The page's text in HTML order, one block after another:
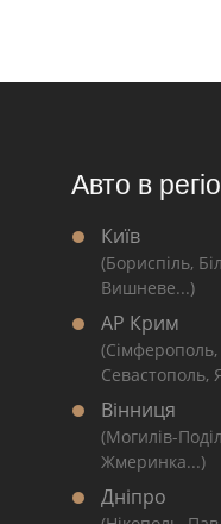
Авто в
Київ
(Бориспіль,
Вишневе...)
АР Крим
Севастополь,
Вінниця
(Могилів-
Жмеринка...)
Дніпро